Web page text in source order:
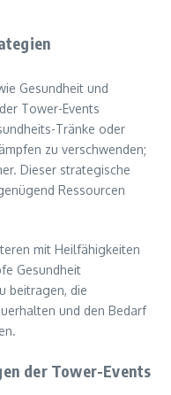
Gesundheit und
Tower-Events
Tränke oder
zu verschwenden;
Dieser strategische
Ressourcen
mit Heilfähigkeiten
Gesundheit
beitragen, die
und den Bedarf
der Tower-Events